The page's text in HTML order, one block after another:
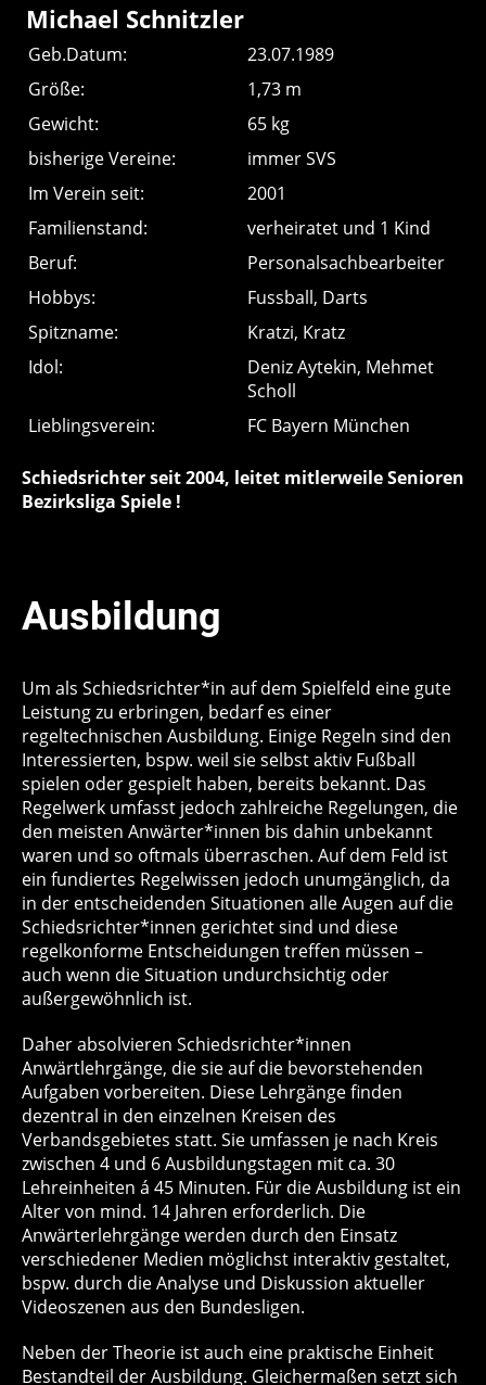
Michael Schnitzler
Geb.Datum:
23.07.1989
Größe:
1,73 m
Gewicht:
65 kg
bisherige Vereine:
immer SVS
Im Verein seit:
2001
Familienstand:
verheiratet und 1 Kind
Beruf:
Personalsachbearbeiter
Hobbys:
Fussball, Darts
Spitzname:
Kratzi, Kratz
Idol:
Deniz Aytekin, Mehmet
Scholl
Lieblingsverein:
FC Bayern München
Schiedsrichter seit 2004, leitet mitlerweile Senioren
Bezirksliga Spiele !
Ausbildung
Um als Schiedsrichter*in auf dem Spielfeld eine gute
Leistung zu erbringen, bedarf es einer
regeltechnischen Ausbildung. Einige Regeln sind den
Interessierten, bspw. weil sie selbst aktiv Fußball
spielen oder gespielt haben, bereits bekannt. Das
Regelwerk umfasst jedoch zahlreiche Regelungen, die
den meisten Anwärter*innen bis dahin unbekannt
waren und so oftmals überraschen. Auf dem Feld ist
ein fundiertes Regelwissen jedoch unumgänglich, da
in der entscheidenden Situationen alle Augen auf die
Schiedsrichter*innen gerichtet sind und diese
regelkonforme Entscheidungen treffen müssen –
auch wenn die Situation undurchsichtig oder
außergewöhnlich ist.
Daher absolvieren Schiedsrichter*innen
Anwärtlehrgänge, die sie auf die bevorstehenden
Aufgaben vorbereiten. Diese Lehrgänge finden
dezentral in den einzelnen Kreisen des
Verbandsgebietes statt. Sie umfassen je nach Kreis
zwischen 4 und 6 Ausbildungstagen mit ca. 30
Lehreinheiten á 45 Minuten. Für die Ausbildung ist ein
Alter von mind. 14 Jahren erforderlich. Die
Anwärterlehrgänge werden durch den Einsatz
verschiedener Medien möglichst interaktiv gestaltet,
bspw. durch die Analyse und Diskussion aktueller
Videoszenen aus den Bundesligen.
Neben der Theorie ist auch eine praktische Einheit
Bestandteil der Ausbildung. Gleichermaßen setzt sich